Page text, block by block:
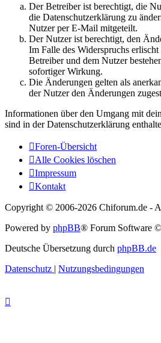
Der Betreiber ist berechtigt, die
die Datenschutzerklärung zu
Nutzer per E-Mail mitgeteilt.
Der Nutzer ist berechtigt, den
Im Falle des Widerspruchs
Betreiber und dem Nutzer
sofortiger Wirkung.
Die Änderungen gelten als
der Nutzer den Änderungen
Informationen über den Umgang mit
sind in der Datenschutzerklärung
Foren-Übersicht
Alle Cookies löschen
Impressum
Kontakt
Copyright © 2006-2026 Chiforum.de -
Powered by phpBB® Forum Software
Deutsche Übersetzung durch phpBB.de
Datenschutz | Nutzungsbedingungen